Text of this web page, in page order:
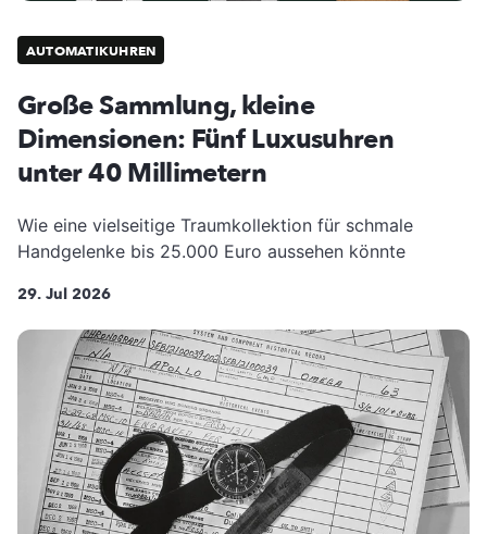
AUTOMATIKUHREN
Große Sammlung, kleine
Dimensionen: Fünf Luxusuhren
unter 40 Millimetern
Wie eine vielseitige Traumkollektion für schmale
Handgelenke bis 25.000 Euro aussehen könnte
29. Jul 2026